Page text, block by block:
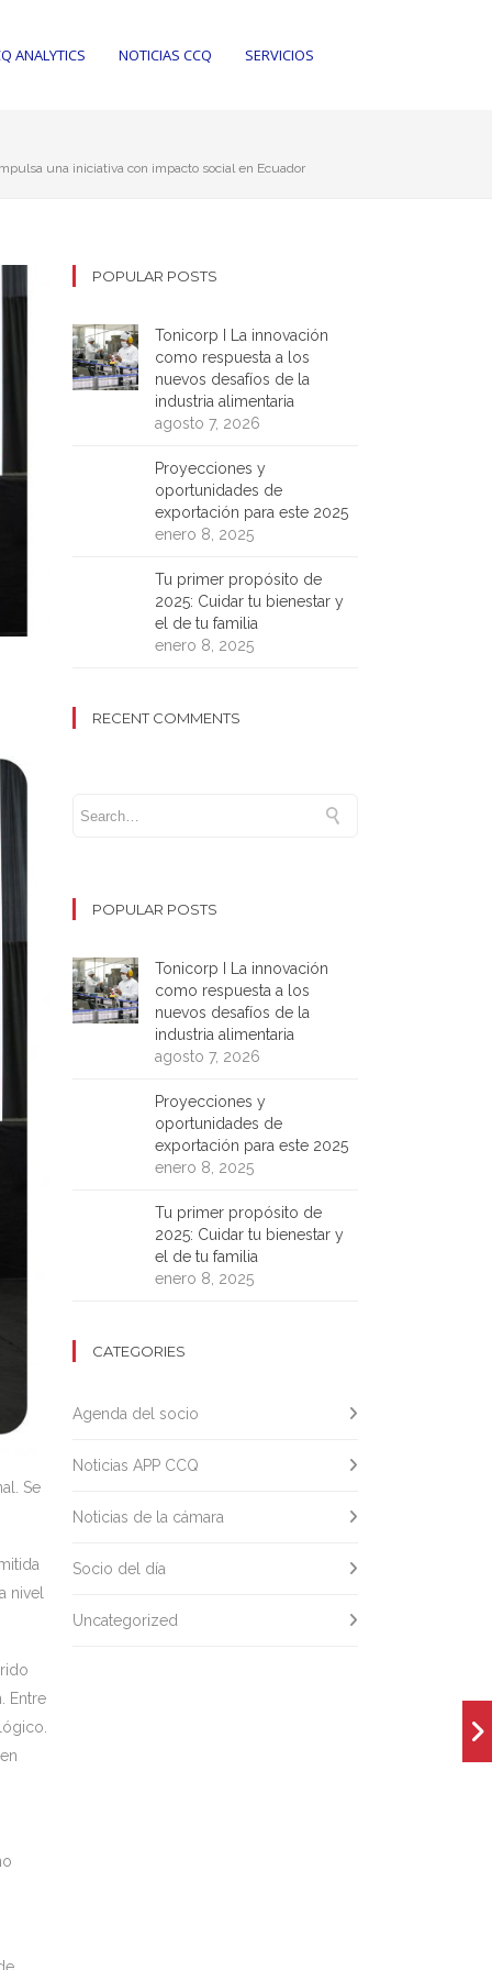
ANALYTICS NOTICIAS CCQ SERVICIOS
una iniciativa con impacto social en Ecuador
Se
nivel
Entre
POPULAR POSTS
Tonicorp I La innovación
como respuesta a los
nuevos desafíos de la
industria alimentaria
agosto 7, 2026
Proyecciones y
oportunidades de
exportación para este 2025
enero 8, 2025
Tu primer propósito de
2025: Cuidar tu bienestar y
el de tu familia
enero 8, 2025
RECENT COMMENTS
POPULAR POSTS
Tonicorp I La innovación
como respuesta a los
nuevos desafíos de la
industria alimentaria
agosto 7, 2026
Proyecciones y
oportunidades de
exportación para este 2025
enero 8, 2025
Tu primer propósito de
2025: Cuidar tu bienestar y
el de tu familia
enero 8, 2025
CATEGORIES
Agenda del socio
Noticias APP CCQ
Noticias de la cámara
Socio del día
Uncategorized